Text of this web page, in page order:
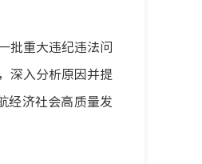
批重大违纪违法问
深入分析原因并提
经济社会高质量发